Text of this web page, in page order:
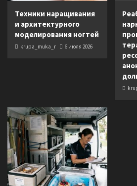
Техники наращивания
и архитектурного
моделирования ногтей
krupa_muka_r 6 июля 2026